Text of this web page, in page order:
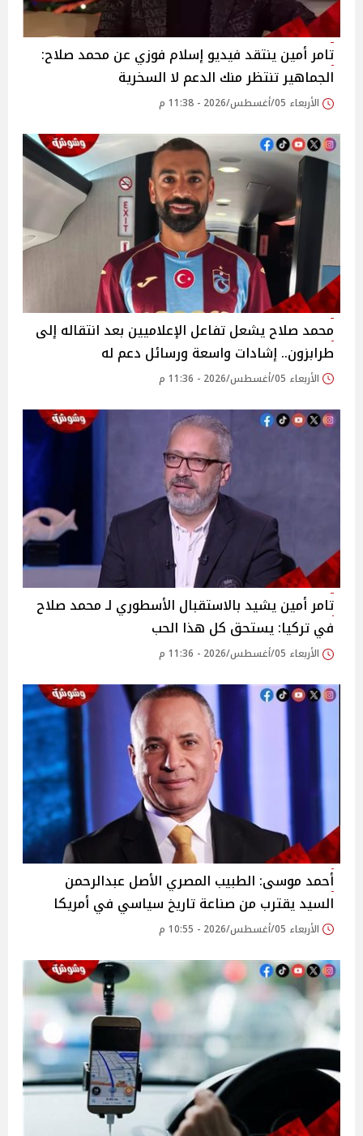
تامر أمين ينتقد فيديو إسلام فوزي عن محمد صلاح:
الجماهير تنتظر منك الدعم لا السخرية
الأربعاء 05/أغسطس/2026 - 11:38 م
محمد صلاح يشعل تفاعل الإعلاميين بعد انتقاله إلى
طرابزون.. إشادات واسعة ورسائل دعم له
الأربعاء 05/أغسطس/2026 - 11:36 م
تامر أمين يشيد بالاستقبال الأسطوري لـ محمد صلاح
في تركيا: يستحق كل هذا الحب
الأربعاء 05/أغسطس/2026 - 11:36 م
أحمد موسى: الطبيب المصري الأصل عبدالرحمن
السيد يقترب من صناعة تاريخ سياسي في أمريكا
الأربعاء 05/أغسطس/2026 - 10:55 م